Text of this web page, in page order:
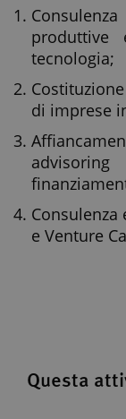
tecnologia;
di imprese
Consulenza
e Venture
Questa